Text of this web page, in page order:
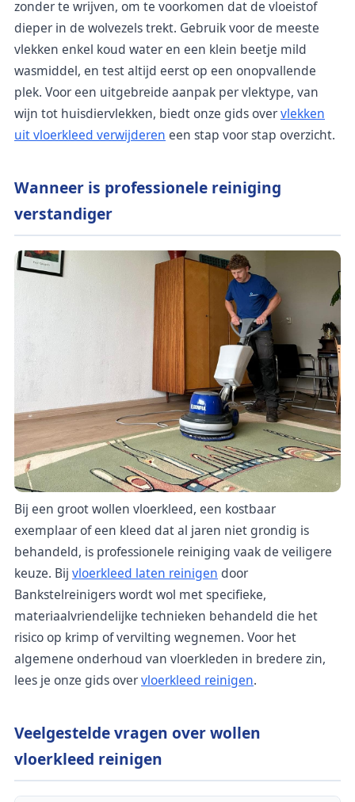
zonder te wrijven, om te voorkomen dat de vloeistof
dieper in de wolvezels trekt. Gebruik voor de meeste
vlekken enkel koud water en een klein beetje mild
wasmiddel, en test altijd eerst op een onopvallende
plek. Voor een uitgebreide aanpak per vlektype, van
wijn tot huisdiervlekken, biedt onze gids overvlekken
uit vloerkleed verwijderen een stap voor stap overzicht.
Wanneer is professionele reiniging
verstandiger
Bij een groot wollen vloerkleed, een kostbaar
exemplaar of een kleed dat al jaren niet grondig is
behandeld, is professionele reiniging vaak de veiligere
keuze. Bij vloerkleed laten reinigen door
Bankstelreinigers wordt wol met specifieke,
materiaalvriendelijke technieken behandeld die het
risico op krimp of vervilting wegnemen. Voor het
algemene onderhoud van vloerkleden in bredere zin,
lees je onze gids overvloerkleed reinigen.
Veelgestelde vragen over wollen
vloerkleed reinigen